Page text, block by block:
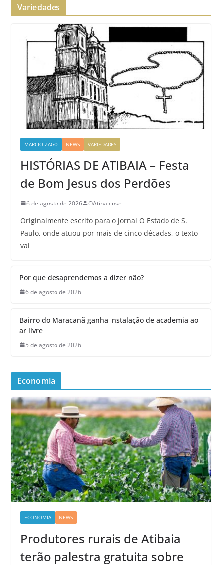
Variedades
MARCIO ZAGO NEWS VARIEDADES
HISTÓRIAS DE ATIBAIA – Festa
de Bom Jesus dos Perdões
6 de agosto de 2026 OAtibaiense
Originalmente escrito para o jornal O Estado de S.
Paulo, onde atuou por mais de cinco décadas, o texto
vai
Por que desaprendemos a dizer não?
6 de agosto de 2026
Bairro do Maracanã ganha instalação de academia ao
ar livre
5 de agosto de 2026
Economia
ECONOMIA NEWS
Produtores rurais de Atibaia
terão palestra gratuita sobre